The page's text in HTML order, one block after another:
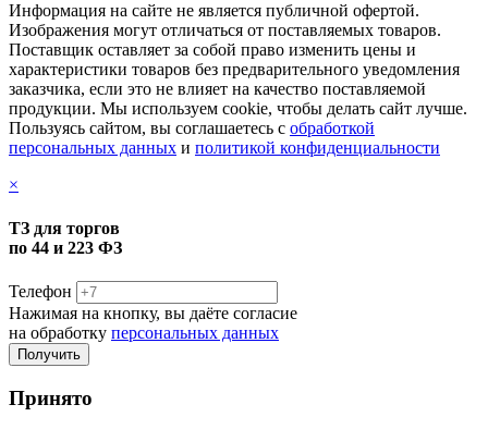
Информация на сайте не является публичной офертой.
Изображения могут отличаться от поставляемых товаров.
Поставщик оставляет за собой право изменить цены и
характеристики товаров без предварительного уведомления
заказчика, если это не влияет на качество поставляемой
продукции. Мы используем cookie, чтобы делать сайт лучше.
Пользуясь сайтом, вы соглашаетесь с обработкой
персональных данных и политикой конфиденциальности
×
ТЗ для торгов
по 44 и 223 ФЗ
Телефон
Нажимая на кнопку, вы даёте согласие
на обработку персональных данных
Принято